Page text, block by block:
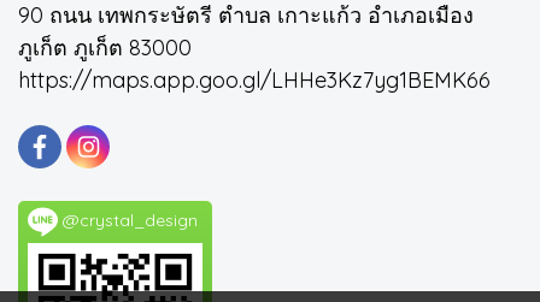
90 ถนน เทพกระษัตรี ตำบล เกาะแก้ว อำเภอเมือง
ภูเก็ต ภูเก็ต 83000
https://maps.app.goo.gl/LHHe3Kz7yg1BEMK66
@crystal_design